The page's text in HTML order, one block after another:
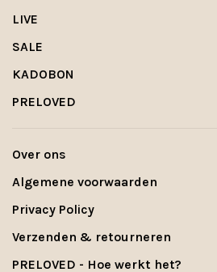
LIVE
SALE
KADOBON
PRELOVED
Over ons
Algemene voorwaarden
Privacy Policy
Verzenden & retourneren
PRELOVED - Hoe werkt het?